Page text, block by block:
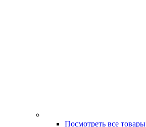
Посмотреть все товары